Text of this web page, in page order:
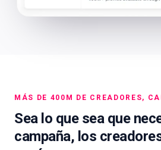
MÁS DE 400M DE CREADORES,
Sea lo que sea que
campaña, los